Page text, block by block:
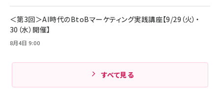
＜第3回＞AI時代のBtoBマーケティング実践講座【9/29（火）・
30（水）開催】
8月4日 9:00
すべて見る